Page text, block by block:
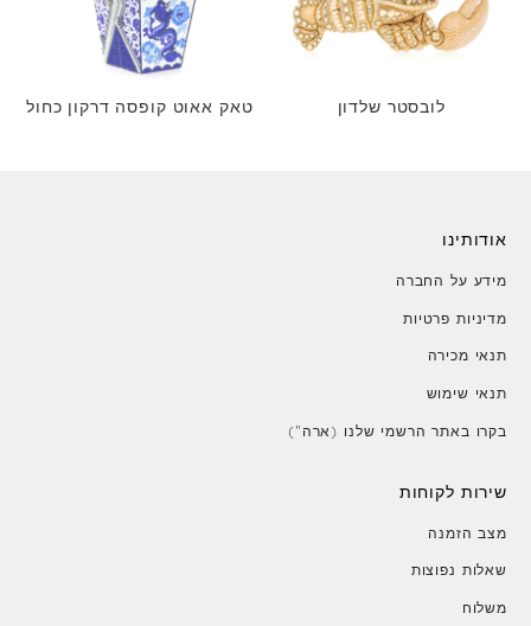
לובסטר שלדון טאק אאוט קופסה דרקון כחול
אודותינו
מידע על החברה
מדיניות פרטיות
תנאי מכירה
תנאי שימוש
בקרו באתר הרשמי שלנו (ארה")
שירות לקוחות
מצב הזמנה
שאלות נפוצות
משלוח